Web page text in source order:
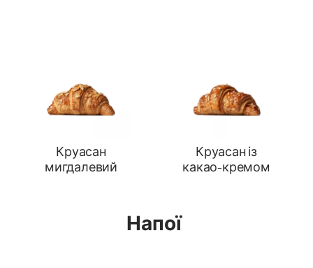
Круасан
мигдалевий
Круасан із
какао-кремом
Напої